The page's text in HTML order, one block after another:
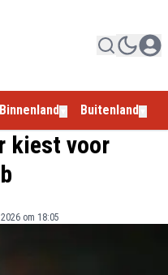
Binnenland Buitenland
kiest voor
om 18:05